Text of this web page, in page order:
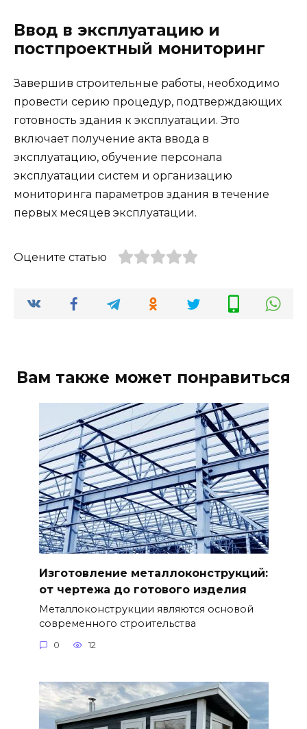
Ввод в эксплуатацию и
постпроектный мониторинг
Завершив строительные работы, необходимо
провести серию процедур, подтверждающих
готовность здания к эксплуатации. Это
включает получение акта ввода в
эксплуатацию, обучение персонала
эксплуатации систем и организацию
мониторинга параметров здания в течение
первых месяцев эксплуатации.
Оцените статью
Вам также может понравиться
Изготовление металлоконструкций:
от чертежа до готового изделия
Металлоконструкции являются основой
современного строительства
0 12